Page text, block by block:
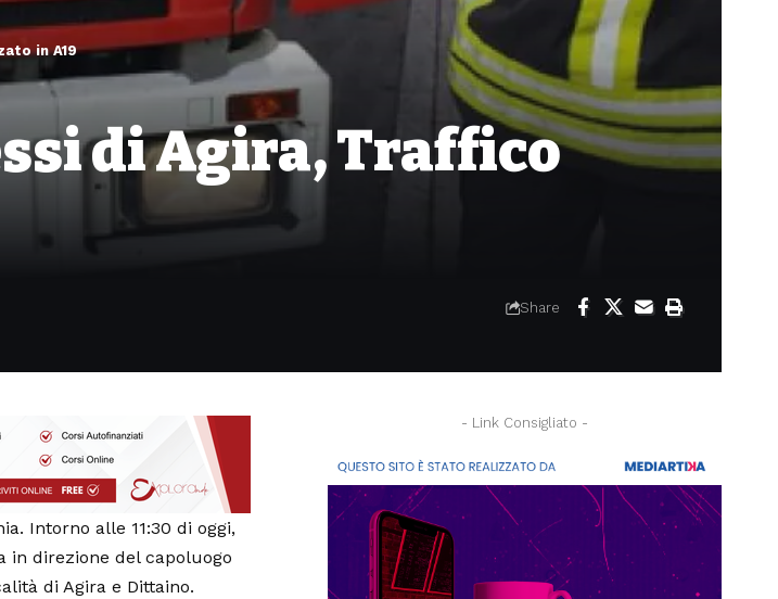
in A19
di Agira, Traffico
Share
Intorno alle 11:30 di oggi,
in direzione del capoluogo
di Agira e Dittaino.
- Link Consigliato -